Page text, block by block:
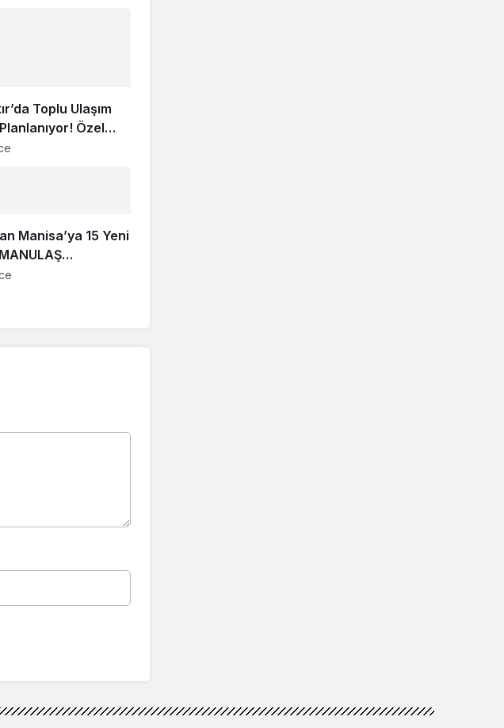
Toplu Ulaşım
Özel
Belediye
Manisa’ya 15 Yeni